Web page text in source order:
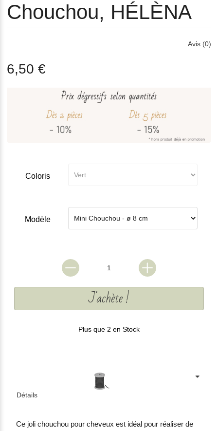
Chouchou, HÉLÈNA
Avis (0)
6,50 €
Coloris
Modèle
J'achète !
Plus que 2 en Stock
Détails
Ce joli chouchou pour cheveux est idéal pour réaliser de